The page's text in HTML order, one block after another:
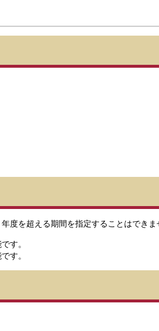
度を超える期間を指定することはできま
す。
す。